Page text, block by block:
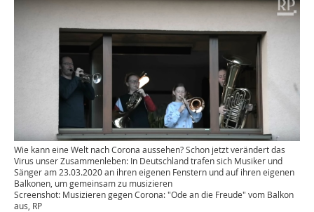
Wie kann eine Welt nach Corona aussehen? Schon jetzt verändert das
Virus unser Zusammenleben: In Deutschland trafen sich Musiker und
Sänger am 23.03.2020 an ihren eigenen Fenstern und auf ihren eigenen
Balkonen, um gemeinsam zu musizieren
Screenshot: Musizieren gegen Corona: "Ode an die Freude" vom Balkon
aus, RP